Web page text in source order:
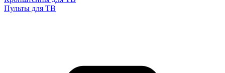
Пульты для ТВ